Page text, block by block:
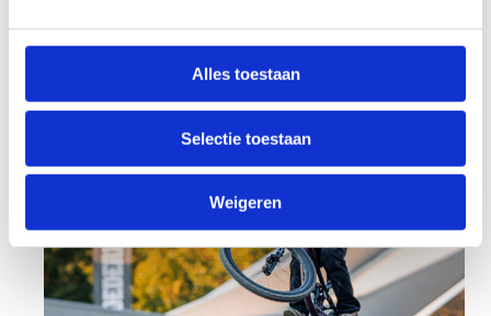
Alles toestaan
Selectie toestaan
Weigeren
Koop een dirt
claim je spot